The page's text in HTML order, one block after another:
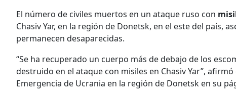
El número de civiles muertos en un ataque ruso con
Chasiv Yar, en la región de Donetsk, en el este del país,
permanecen desaparecidas.
“Se ha recuperado un cuerpo más de debajo de los
destruido en el ataque con misiles en Chasiv Yar”,
Emergencia de Ucrania en la región de Donetsk en su